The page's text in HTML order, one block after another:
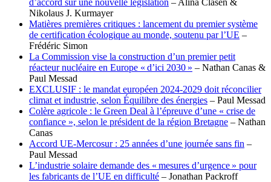
d’accord sur une nouvelle législation – Alina Clasen &
Nikolaus J. Kurmayer
Matières premières critiques : lancement du premier système
de certification écologique au monde, soutenu par l’UE –
Frédéric Simon
La Commission vise la construction d’un premier petit
réacteur nucléaire en Europe « d’ici 2030 » – Nathan Canas &
Paul Messad
EXCLUSIF : le mandat européen 2024-2029 doit réconcilier
climat et industrie, selon Équilibre des énergies – Paul Messad
Colère agricole : le Green Deal à l’épreuve d’une « crise de
confiance », selon le président de la région Bretagne – Nathan
Canas
Accord UE-Mercosur : 25 années d’une journée sans fin –
Paul Messad
L’industrie solaire demande des « mesures d’urgence » pour
les fabricants de l’UE en difficulté – Jonathan Packroff